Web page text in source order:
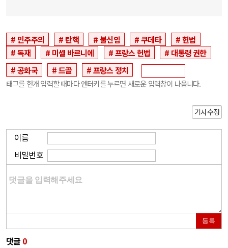
민주주의 탄핵 불신임 쿠데타
헌법
독재
미셸 바르니에 프랑스 헌법
대통령 권한
공화국
드골 프랑스 정치
태그를 한개 입력할 때마다 엔터키를 누르면 새로운 입력창이 나옵니다.
기사수정
이름
비밀번호
등록
댓글 0